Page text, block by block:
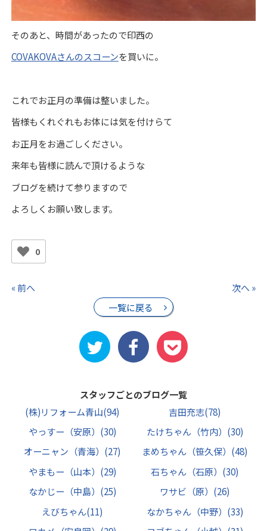
そのあと、時間があったので印西の
COVAKOVAさんのスコーンを買いに。
これでお正月の準備は整いました。
皆様もくれぐれもお体には気を付けらて
お正月をお過ごしください。
来年も皆様に読んで頂けるような
ブログを続けて参りますので
よろしくお願い致します。
0
« 前へ
一覧に戻る
次へ »
スタッフごとのブログ一覧
(株)リフォーム青山(94) 吉田充志(78)
やっすー（安原） (30) たけちゃん（竹内） (30)
オーニャン（青海） (27) まめちゃん（笹久保） (48)
やまもー（山本） (29) 石ちゃん（石原） (30)
なかじー（中島） (25) ワサビ（原） (26)
えびちゃん(11) なかちゃん（中野） (33)